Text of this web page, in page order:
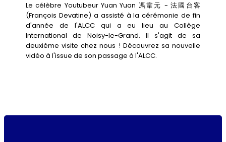
Le célèbre Youtubeur Yuan Yuan 馮韋元 - 法國台客
(François Devatine) a assisté à la cérémonie de fin
d'année de l'ALCC qui a eu lieu au Collège
International de Noisy-le-Grand. Il s'agit de sa
deuxième visite chez nous ! Découvrez sa nouvelle
vidéo à l'issue de son passage à l'ALCC.